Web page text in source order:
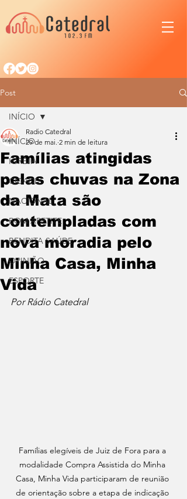
Post
INÍCIO
IGREJA
CIDADE
NACIONAL
BOM APETITE
BENDITA SAÚDE
OPINIÃO
ESPORTE
INÍCIO
Famílias atingidas
pelas chuvas na Zona
da Mata são
contempladas com
nova moradia pelo
Minha Casa, Minha
Vida
Radio Catedral
29 de mai. 2 min de leitura
Por Rádio Catedral
Famílias elegíveis de Juiz de Fora para a
modalidade Compra Assistida do Minha
Casa, Minha Vida participaram de reunião
de orientação sobre a etapa de indicação